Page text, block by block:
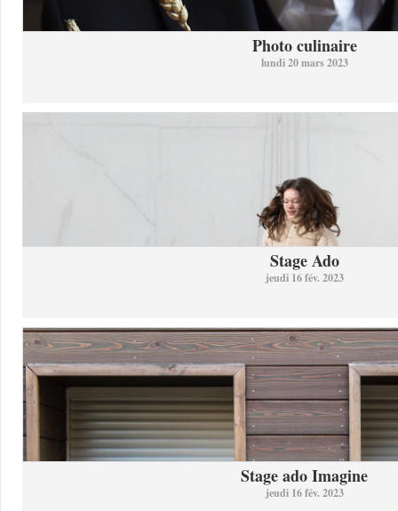
Photo culinaire
lundi 20 mars 2023
Stage Ado
jeudi 16 fév. 2023
Stage ado Imagine
jeudi 16 fév. 2023